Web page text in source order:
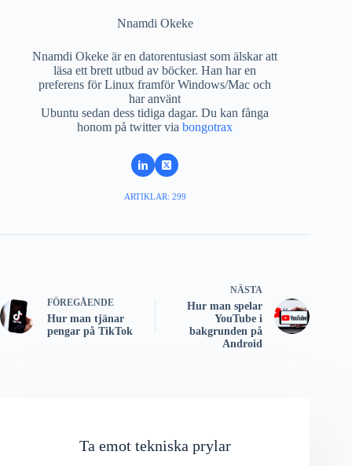
Nnamdi Okeke
Nnamdi Okeke är en datorentusiast som älskar att
läsa ett brett utbud av böcker. Han har en
preferens för Linux framför Windows/Mac och
har använt
Ubuntu sedan dess tidiga dagar. Du kan fånga
honom på twitter viabongotrax
ARTIKLAR: 299
FÖREGÅENDE
Hur man tjänar
pengar på TikTok
NÄSTA
Hur man spelar
YouTube i
bakgrunden på
Android
Ta emot tekniska prylar